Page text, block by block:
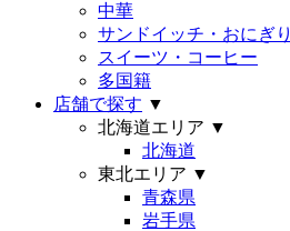
中華
サンドイッチ・おにぎり
スイーツ・コーヒー
多国籍
店舗で探す ▼
北海道エリア ▼
北海道
東北エリア ▼
青森県
岩手県